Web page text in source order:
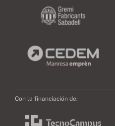
Con la financiación de: